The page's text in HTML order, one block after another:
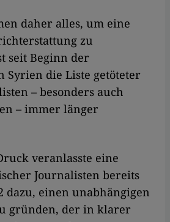
daher alles, um eine
zu
seit Beginn der
Syrien die Liste getöteter
– besonders auch
– immer länger
veranlasste eine
Journalisten bereits
dazu, einen unabhängigen
gründen, der in klarer